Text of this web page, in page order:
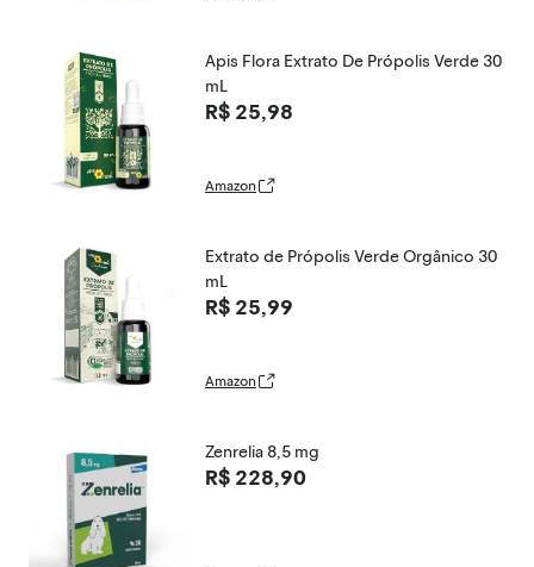
Apis Flora Extrato De Própolis Verde 30
mL
R$ 25,98
Amazon
Extrato de Própolis Verde Orgânico 30
mL
R$ 25,99
Amazon
Zenrelia 8,5 mg
R$ 228,90